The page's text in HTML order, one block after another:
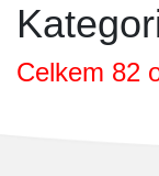
Celkem 82